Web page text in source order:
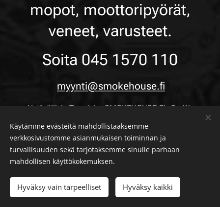
mopot, moottoripyörät,
veneet, varusteet.
Soita 045 1570 110
myynti@smokehouse.fi
Ystävällisin Terveisin: SMOKEHOUSE.FI -CreW-
smokehouse.fi | Kaikki oikeudet pidätetään
Design by smartonline.fi
Evästeet
Käytämme evästeitä mahdollistaaksemme
verkkosivustomme asianmukaisen toiminnan ja
turvallisuuden sekä tarjotaksemme sinulle parhaan
mahdollisen käyttökokemuksen.
Hyväksy vain tarpeelliset Hyväksy kaikki